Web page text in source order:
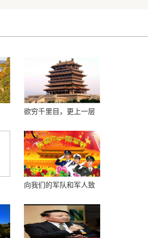
欲穷千里目，更上一层
向我们的军队和军人致